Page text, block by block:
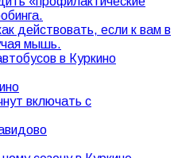
действовать, если к вам в
мышь.
в Куркино
включать с